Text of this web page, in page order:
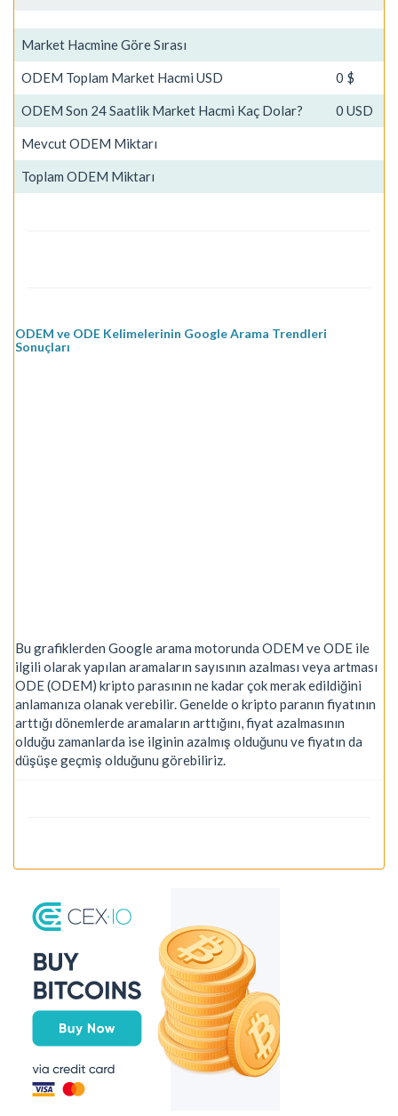
Market Hacmine Göre Sırası
ODEM Toplam Market Hacmi USD 0 $
ODEM Son 24 Saatlik Market Hacmi Kaç Dolar? 0 USD
Mevcut ODEM Miktarı
Toplam ODEM Miktarı
ODEM ve ODE Kelimelerinin Google Arama Trendleri
Sonuçları
Bu grafiklerden Google arama motorunda ODEM ve ODE ile
ilgili olarak yapılan aramaların sayısının azalması veya artması
ODE (ODEM) kripto parasının ne kadar çok merak edildiğini
anlamanıza olanak verebilir. Genelde o kripto paranın fiyatının
arttığı dönemlerde aramaların arttığını, fiyat azalmasının
olduğu zamanlarda ise ilginin azalmış olduğunu ve fiyatın da
düşüşe geçmiş olduğunu görebiliriz.